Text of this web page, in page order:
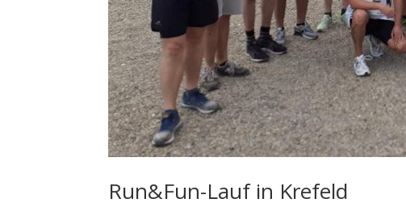
Run&Fun-Lauf in Krefeld